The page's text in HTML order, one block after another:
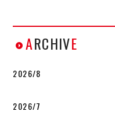
ARCHIVE
2026/8
2026/7